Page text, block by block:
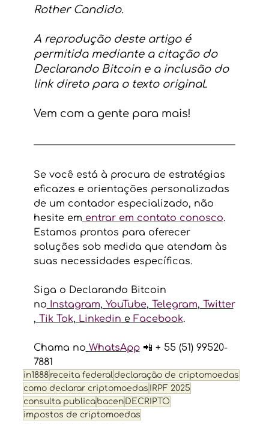
Rother Candido.
A reprodução deste artigo é
permitida mediante a citação do
Declarando Bitcoin e a inclusão do
link direto para o texto original.
Vem com a gente para mais!
Se você está à procura de estratégias
eficazes e orientações personalizadas
de um contador especializado, não
hesite em entrar em contato conosco.
Estamos prontos para oferecer
soluções sob medida que atendam às
suas necessidades específicas.
Siga o Declarando Bitcoin
no Instagram, YouTube, Telegram, Twitter
, Tik Tok, Linkedin e Facebook.
Chama no WhatsApp 📲 + 55 (51) 99520-
7881
in1888 receita federal declaração de criptomoedas
como declarar criptomoedas IRPF 2025
consulta publica bacen DECRIPTO
impostos de criptomoedas